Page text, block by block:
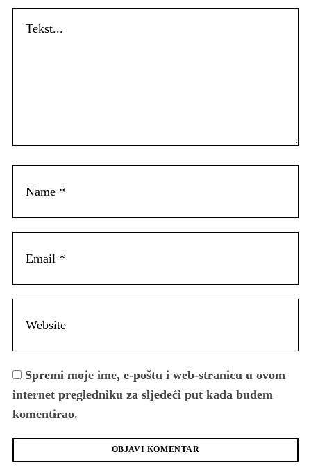
Spremi moje ime, e-poštu i web-stranicu u ovom
internet pregledniku za sljedeći put kada budem
komentirao.